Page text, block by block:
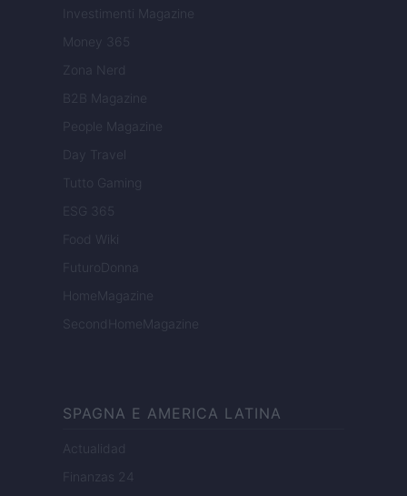
Investimenti Magazine
Money 365
Zona Nerd
B2B Magazine
People Magazine
Day Travel
Tutto Gaming
ESG 365
Food Wiki
FuturoDonna
HomeMagazine
SecondHomeMagazine
SPAGNA E AMERICA LATINA
Actualidad
Finanzas 24